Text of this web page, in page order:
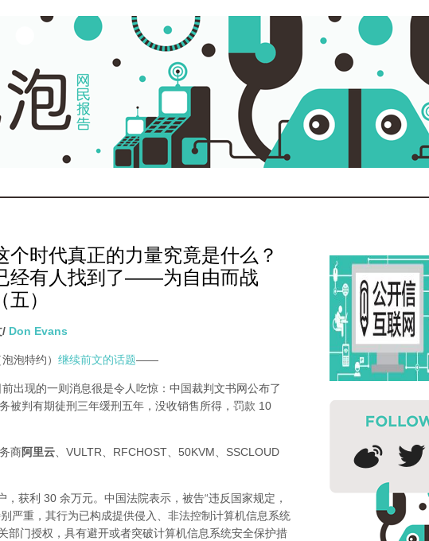
个时代真正的力量究竟是什么？
经有人找到了——为自由而战
（五）
/ Don Evans
泡泡特约） 继续前文的话题——
前出现的一则消息很是令人吃惊：中国裁判文书网公布了
被判有期徒刑三年缓刑五年，没收销售所得，罚款 10
商阿里云 、VULTR、RFCHOST、50KVM、SSCLOUD
获利 30 余万元。中国法院表示，被告“违反国家规定，
严重，其行为已构成提供侵入、非法控制计算机信息系统
部门授权，具有避开或者突破计算机信息系统安全保护措